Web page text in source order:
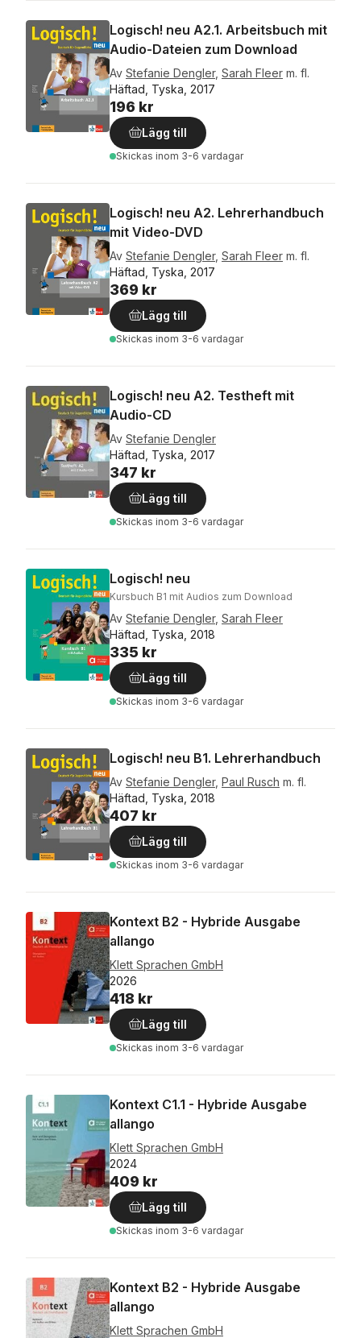
Logisch! neu A2.1. Arbeitsbuch mit
Audio-Dateien zum Download
Av Stefanie Dengler, Sarah Fleer m. fl.
Häftad, Tyska, 2017
196 kr
Lägg till
Skickas inom 3-6 vardagar
Logisch! neu A2. Lehrerhandbuch
mit Video-DVD
Av Stefanie Dengler, Sarah Fleer m. fl.
Häftad, Tyska, 2017
369 kr
Lägg till
Skickas inom 3-6 vardagar
Logisch! neu A2. Testheft mit
Audio-CD
Av Stefanie Dengler
Häftad, Tyska, 2017
347 kr
Lägg till
Skickas inom 3-6 vardagar
Logisch! neu
Kursbuch B1 mit Audios zum Download
Av Stefanie Dengler, Sarah Fleer
Häftad, Tyska, 2018
335 kr
Lägg till
Skickas inom 3-6 vardagar
Logisch! neu B1. Lehrerhandbuch
Av Stefanie Dengler, Paul Rusch m. fl.
Häftad, Tyska, 2018
407 kr
Lägg till
Skickas inom 3-6 vardagar
Kontext B2 - Hybride Ausgabe
allango
Klett Sprachen GmbH
2026
418 kr
Lägg till
Skickas inom 3-6 vardagar
Kontext C1.1 - Hybride Ausgabe
allango
Klett Sprachen GmbH
2024
409 kr
Lägg till
Skickas inom 3-6 vardagar
Kontext B2 - Hybride Ausgabe
allango
Klett Sprachen GmbH